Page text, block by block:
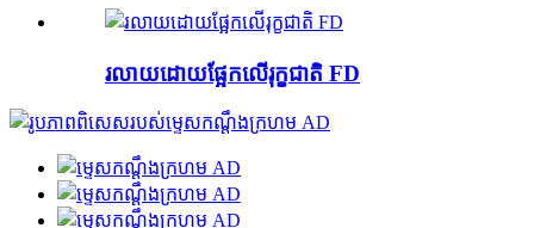
រលាយ​ដោយ​ផ្អែក​លើ​រុក្ខជាតិ FD